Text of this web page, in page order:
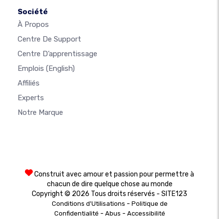
Société
À Propos
Centre De Support
Centre D’apprentissage
Emplois (English)
Affiliés
Experts
Notre Marque
Construit avec amour et passion pour permettre à
chacun de dire quelque chose au monde
Copyright © 2026 Tous droits réservés - SITE123
Conditions d'Utilisations - Politique de
Confidentialité - Abus - Accessibilité